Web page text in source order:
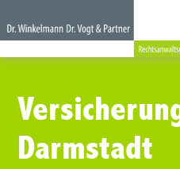
Darmstadt